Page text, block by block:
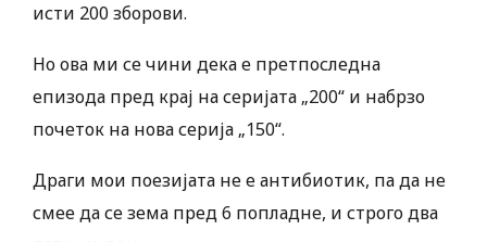
исти 200 зборови.
Но ова ми се чини дека е претпоследна
епизода пред крај на серијата „200“ и набрзо
почеток на нова серија „150“.
Драги мои поезијата не е антибиотик, па да не
смее да се зема пред 6 попладне, и строго два